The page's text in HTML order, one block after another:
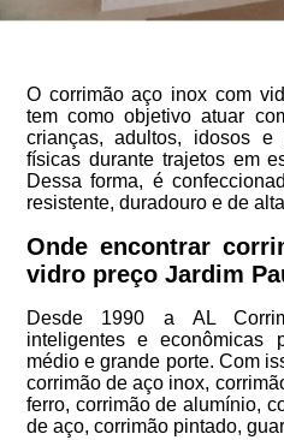
O corrimão aço inox com
tem como objetivo atuar
crianças, adultos, idosos e
físicas durante trajetos em
Dessa forma, é
resistente, duradouro e de
Onde encontrar
vidro preço Jardim
Desde 1990 a AL
inteligentes e econômicas
médio e grande porte. Com
corrimão de aço inox,
ferro, corrimão de alumínio,
de aço, corrimão pintado,